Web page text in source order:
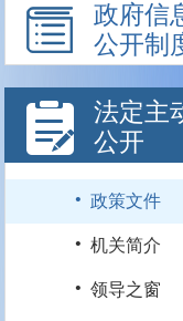
政府信
公开制
法定主
公开
· 政策文件
· 机关简介
· 领导之窗